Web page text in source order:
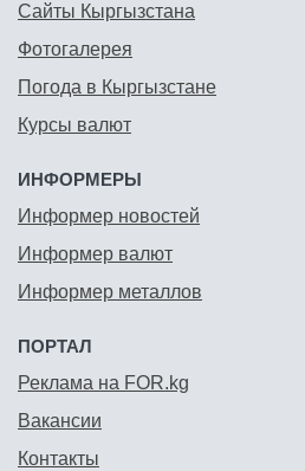
Сайты Кыргызстана
Фотогалерея
Погода в Кыргызстане
Курсы валют
ИНФОРМЕРЫ
Информер новостей
Информер валют
Информер металлов
ПОРТАЛ
Реклама на FOR.kg
Вакансии
Контакты